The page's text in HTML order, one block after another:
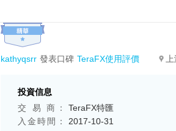
kathyqsrr 發表口碑 TeraFX使用評價
投資信息
交 易 商：
TeraFX特匯
入金時間：
2017-10-31